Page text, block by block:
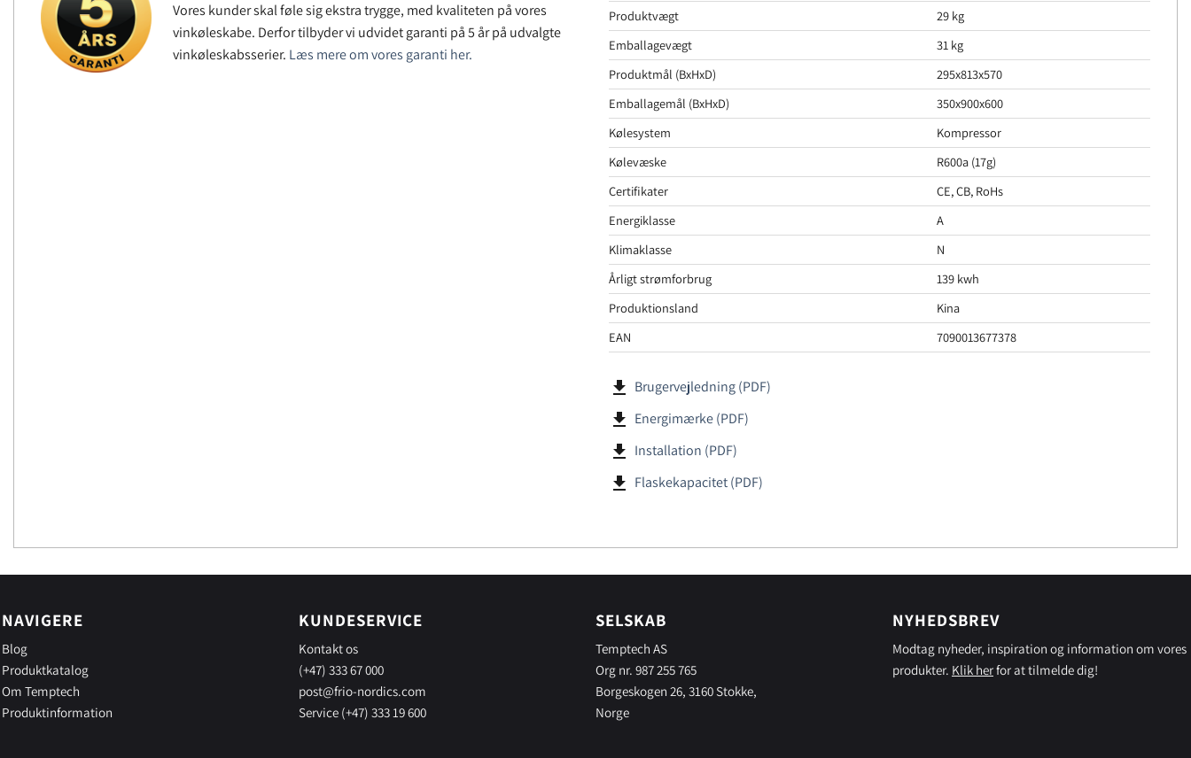
Vores kunder skal føle sig ekstra trygge, med kvaliteten på vores
vinkøleskabe. Derfor tilbyder vi udvidet garanti på 5 år på udvalgte
vinkøleskabsserier. Læs mere om vores garanti her.
Produktvægt
29 kg
Emballagevægt
31 kg
Produktmål (BxHxD)
295x813x570
Emballagemål (BxHxD)
350x900x600
Kølesystem
Kompressor
Kølevæske
R600a (17g)
Certifikater
CE, CB, RoHs
Energiklasse
A
Klimaklasse
N
Årligt strømforbrug
139 kwh
Produktionsland
Kina
EAN
7090013677378
file_download Brugervejledning (PDF)
file_download Energimærke (PDF)
file_download Installation (PDF)
file_download Flaskekapacitet (PDF)
NAVIGERE
Blog
Produktkatalog
Om Temptech
Produktinformation
KUNDESERVICE
Kontakt os
(+47) 333 67 000
post@frio-nordics.com
Service (+47) 333 19 600
SELSKAB
Temptech AS
Org nr. 987 255 765
Borgeskogen 26, 3160 Stokke,
Norge
NYHEDSBREV
Modtag nyheder, inspiration og information om vores
produkter. Klik herfor at tilmelde dig!